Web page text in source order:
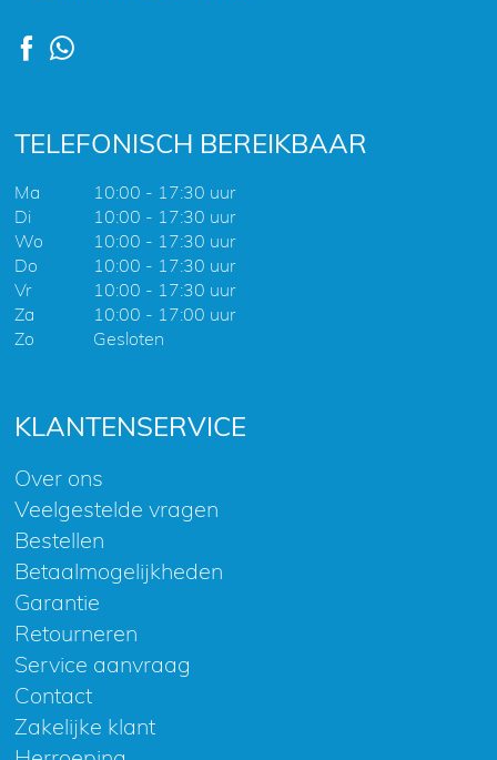
TELEFONISCH BEREIKBAAR
Ma
10:00 - 17:30 uur
Di
10:00 - 17:30 uur
Wo
10:00 - 17:30 uur
Do
10:00 - 17:30 uur
Vr
10:00 - 17:30 uur
Za
10:00 - 17:00 uur
Zo
Gesloten
KLANTENSERVICE
Over ons
Veelgestelde vragen
Bestellen
Betaalmogelijkheden
Garantie
Retourneren
Service aanvraag
Contact
Zakelijke klant